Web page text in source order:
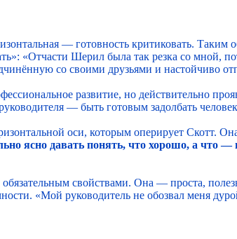
— готовность критиковать.
«Отчасти Шерил была так резка со мной,
со своими друзьями и настойчиво
развитие, но действительно
— быть готовым задолбать
оси, которым оперирует Скотт.
ясно давать понять, что хорошо, а что —
свойствами. Она — проста,
«Мой руководитель не обозвал меня